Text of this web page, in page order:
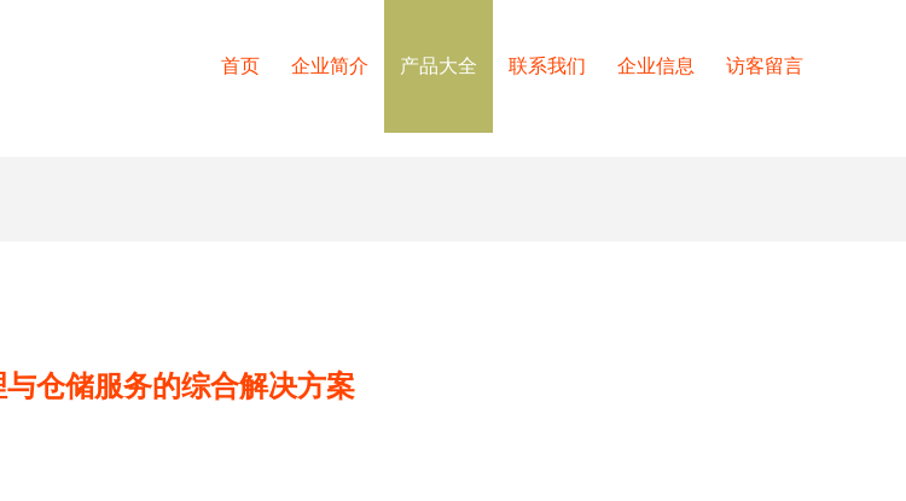
首页 企业简介 产品大全 联系我们 企业信息 访客留言
仓储服务的综合解决方案